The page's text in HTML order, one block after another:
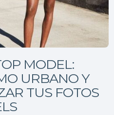
MODEL:
URBANO Y
TUS FOTOS